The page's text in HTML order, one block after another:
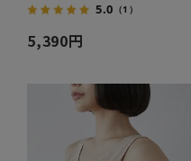
5.0 （1）
5,390円